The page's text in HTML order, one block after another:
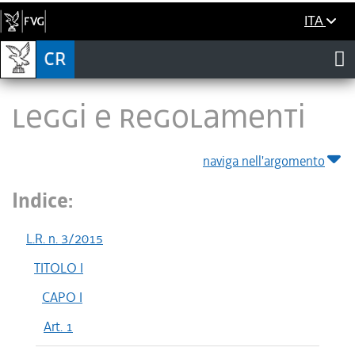
ITA
LEGGI E REGOLAMENTI
naviga nell'argomento
Indice:
L.R. n. 3/2015
TITOLO I
CAPO I
Art. 1